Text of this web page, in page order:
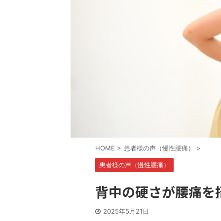
HOME > 患者様の声（慢性腰痛） >
患者様の声（慢性腰痛）
背中の硬さが腰痛を
2025年5月21日